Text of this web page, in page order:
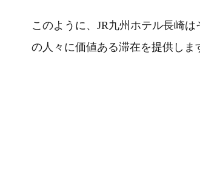
このように、JR九州ホテル長崎
の人々に価値ある滞在を提供しま